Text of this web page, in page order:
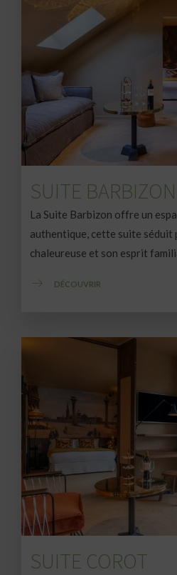
SUITE BARBIZON
La Suite Barbizon offre un
authentique, cette suite séduit
chaleureuse et son esprit
DÉCOUVRIR
SUITE COROT